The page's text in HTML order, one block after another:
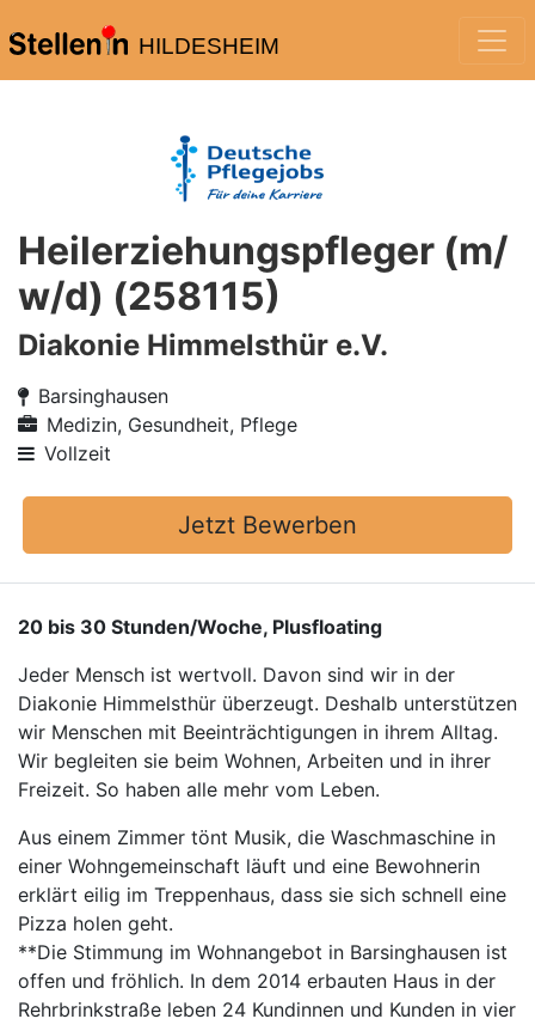
HILDESHEIM
Heilerziehungspfleger (m/
w/d) (258115)
Diakonie Himmelsthür e.V.
Barsinghausen
Medizin, Gesundheit, Pflege
Vollzeit
Jetzt Bewerben
20 bis 30 Stunden/Woche, Plusfloating
Jeder Mensch ist wertvoll. Davon sind wir in der
Diakonie Himmelsthür überzeugt. Deshalb unterstützen
wir Menschen mit Beeinträchtigungen in ihrem Alltag.
Wir begleiten sie beim Wohnen, Arbeiten und in ihrer
Freizeit. So haben alle mehr vom Leben.
Aus einem Zimmer tönt Musik, die Waschmaschine in
einer Wohngemeinschaft läuft und eine Bewohnerin
erklärt eilig im Treppenhaus, dass sie sich schnell eine
Pizza holen geht.
**Die Stimmung im Wohnangebot in Barsinghausen ist
offen und fröhlich. In dem 2014 erbauten Haus in der
Rehrbrinkstraße leben 24 Kundinnen und Kunden in vier